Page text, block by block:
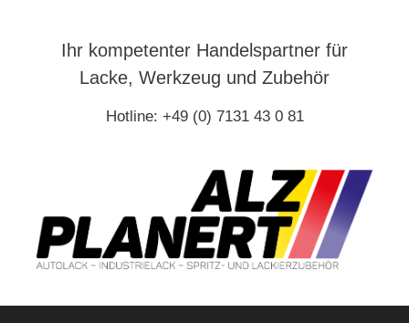
Ihr kompetenter Handelspartner für
Lacke, Werkzeug und Zubehör
Hotline: +49 (0) 7131 43 0 81